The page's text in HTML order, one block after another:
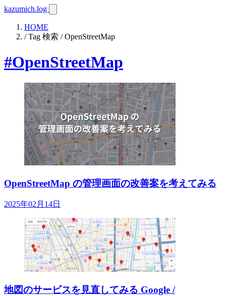
kazumich.log
HOME
/ Tag 検索 / OpenStreetMap
#OpenStreetMap
OpenStreetMap の管理画面の改善案を考えてみる
2025年02月14日
地図のサービスを見直してみる Google /